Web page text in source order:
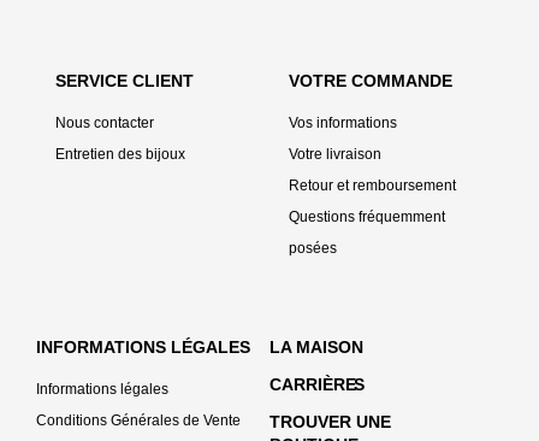
SERVICE CLIENT
Nous contacter
Entretien des bijoux
VOTRE COMMANDE
Vos informations
Votre livraison
Retour et remboursement
Questions fréquemment
posées
INFORMATIONS LÉGALES
Informations légales
Conditions Générales de Vente
LA MAISON
CARRIÈRES
TROUVER UNE